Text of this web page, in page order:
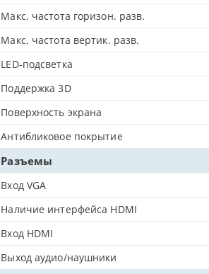
Макс. частота горизон. разв.
Макс. частота вертик. разв.
LED-подсветка
Поддержка 3D
Поверхность экрана
Антибликовое покрытие
Разъемы
Вход VGA
Наличие интерфейса HDMI
Вход HDMI
Выход аудио/наушники